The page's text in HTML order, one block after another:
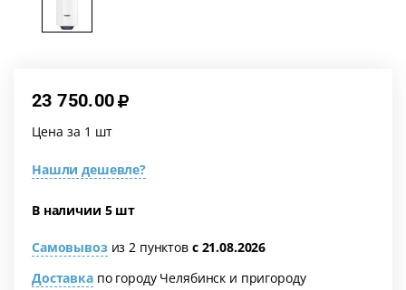
23 750.00
Нашли дешевле?
Цена за 1 шт
В наличии 5 шт
Самовывоз из 2 пунктов с 21.08.2026
Доставкапо городу Челябинск и пригороду